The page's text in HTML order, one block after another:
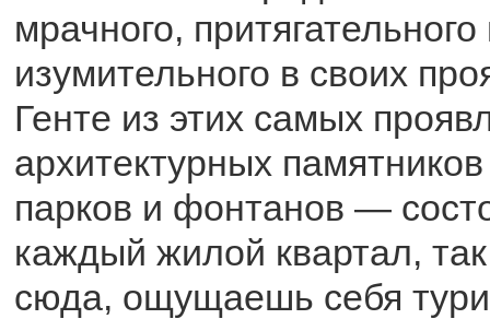
мрачного, притягательного
изумительного в своих
Генте из этих самых
архитектурных
парков и фонтанов —
каждый жилой квартал,
сюда, ощущаешь себя